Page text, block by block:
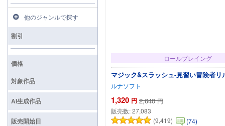
ロールプレイング
マジック&スラッシュ-見習い冒険者リ
ルナソフト
1,320 円 2,640 円
販売数:27,083
(9,419)
(74)
他のジャンルで探す
割引
価格
対象作品
AI生成作品
販売開始日